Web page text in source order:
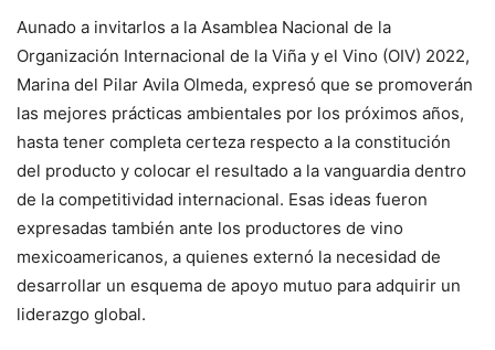
Aunado a invitarlos a la Asamblea Nacional de la
Organización Internacional de la Viña y el Vino (OIV) 2022,
Marina del Pilar Avila Olmeda, expresó que se promoverán
las mejores prácticas ambientales por los próximos años,
hasta tener completa certeza respecto a la constitución
del producto y colocar el resultado a la vanguardia dentro
de la competitividad internacional. Esas ideas fueron
expresadas también ante los productores de vino
mexicoamericanos, a quienes externó la necesidad de
desarrollar un esquema de apoyo mutuo para adquirir un
liderazgo global.